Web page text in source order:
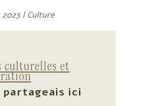
2023|Culture
culturelles et
partageais ici